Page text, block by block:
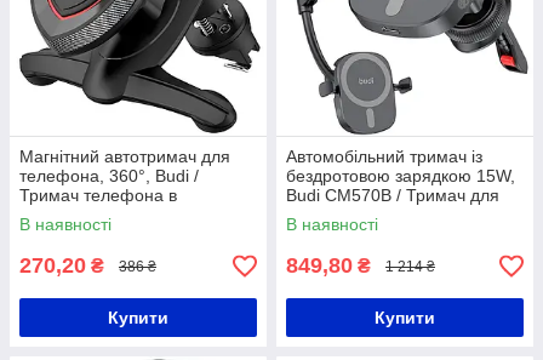
Магнітний автотримач для
телефона, 360°, Budi /
Тримач телефона в
дефлектор / Автомобільний
тримач
В наявності
270,20 ₴ 386 ₴
Купити
Автомобільний тримач із
бездротовою зарядкою 15W,
Budi CM570B / Тримач для
телефону в машину
В наявності
849,80 ₴ 1 214 ₴
Купити